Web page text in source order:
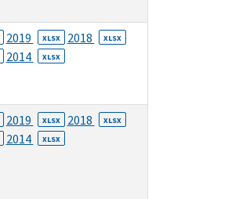
2019 XLSX 2018 XLSX
2014 XLSX
2019 XLSX 2018 XLSX
2014 XLSX